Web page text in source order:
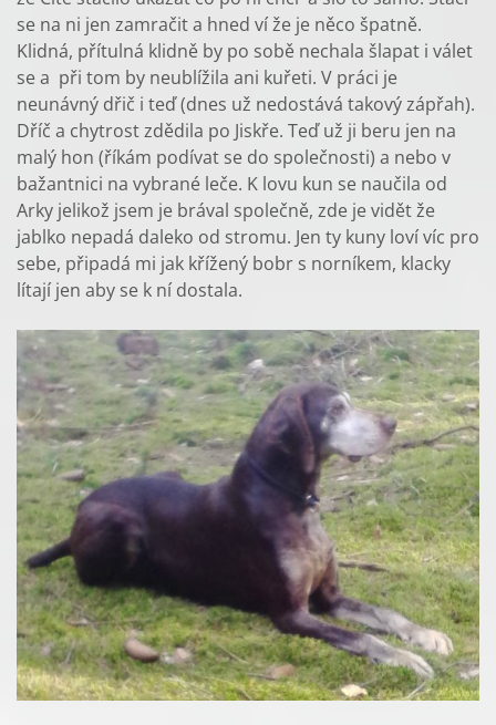
se na ni jen zamračit a hned ví že je něco špatně.
Klidná, přítulná klidně by po sobě nechala šlapat i válet
se a při tom by neublížila ani kuřeti. V práci je
neunávný dřič i teď (dnes už nedostává takový zápřah).
Dříč a chytrost zdědila po Jiskře. Teď už ji beru jen na
malý hon (říkám podívat se do společnosti) a nebo v
bažantnici na vybrané leče. K lovu kun se naučila od
Arky jelikož jsem je brával společně, zde je vidět že
jablko nepadá daleko od stromu. Jen ty kuny loví víc pro
sebe, připadá mi jak křížený bobr s norníkem, klacky
lítají jen aby se k ní dostala.